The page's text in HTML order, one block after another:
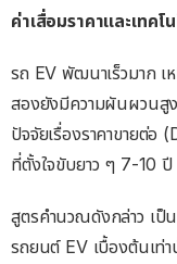
ค่าเสื่อมราคาและเทค
รถ EV พัฒนาเร็วมาก เ
สองยังมีความผันผวนสู
ปัจจัยเรื่องราคาขายต่อ
ที่ตั้งใจขับยาว ๆ 7-10 ปี
สูตรคำนวณดังกล่าว เป็
รถยนต์ EV เบื้องต้นเท่